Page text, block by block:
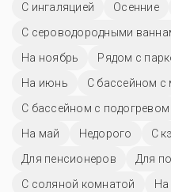
С ингаляцией
Осенние
С сероводородными
На ноябрь
Рядом с
На июнь
С бассейном с
С бассейном с подогревом
На май
Недорого С
Для пенсионеров
Для
С соляной комнатой
На